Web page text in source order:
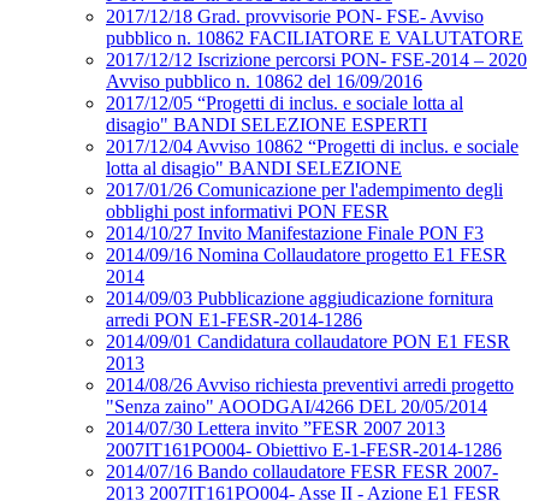
2017/12/18 Grad. provvisorie PON- FSE- Avviso
pubblico n. 10862 FACILIATORE E VALUTATORE
2017/12/12 Iscrizione percorsi PON- FSE-2014 – 2020
Avviso pubblico n. 10862 del 16/09/2016
2017/12/05 “Progetti di inclus. e sociale lotta al
disagio" BANDI SELEZIONE ESPERTI
2017/12/04 Avviso 10862 “Progetti di inclus. e sociale
lotta al disagio" BANDI SELEZIONE
2017/01/26 Comunicazione per l'adempimento degli
obblighi post informativi PON FESR
2014/10/27 Invito Manifestazione Finale PON F3
2014/09/16 Nomina Collaudatore progetto E1 FESR
2014
2014/09/03 Pubblicazione aggiudicazione fornitura
arredi PON E1-FESR-2014-1286
2014/09/01 Candidatura collaudatore PON E1 FESR
2013
2014/08/26 Avviso richiesta preventivi arredi progetto
"Senza zaino" AOODGAI/4266 DEL 20/05/2014
2014/07/30 Lettera invito ”FESR 2007 2013
2007IT161PO004- Obiettivo E-1-FESR-2014-1286
2014/07/16 Bando collaudatore FESR FESR 2007-
2013 2007IT161PO004- Asse II - Azione E1 FESR